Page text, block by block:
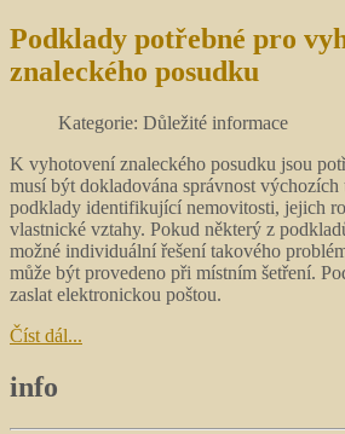
Podklady potřebné pro
znaleckého posudku
Kategorie: Důležité informace
K vyhotovení znaleckého posudku jsou
musí být dokladována správnost výchozích
podklady identifikující nemovitosti, jejich
vlastnické vztahy. Pokud některý z
možné individuální řešení takového
může být provedeno při místním šetření.
zaslat elektronickou poštou.
Číst dál...
info